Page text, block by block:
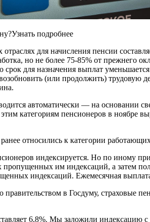
подробнее
для начисления пенсии
но не более 75-85% от
срок для назначения выплат
(или продолжить) трудовую
автоматически — на основании
категориям пенсионеров в ноябре
относились к категории
индексируется. Но по иному
пропущенных им индексаций, а затем
индексаций. Ежемесячная
правительством в Госдуму, страховые
6,8%. Мы заложили индексацию